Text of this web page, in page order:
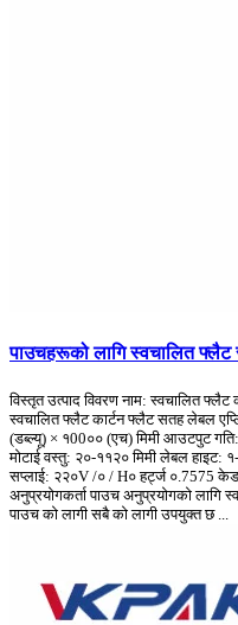
पाउचहरूको लागि स्वचालित
विस्तृत उत्पाद विवरण नाम: स्वचालित
स्वचालित फ्लैट कार्टन फ्लैट सतह लेबल
(डब्ल्यू) × १00०० (एच) मिमी आउटपुट
मोटाई वस्तु: २०-११२० मिमी लेबल हाइट:
सप्लाई: २२०V /० / H० हर्ट्ज ०.7575
अनुप्रयोगकर्ता पाउच अनुप्रयोगको लागि
पाउच को लागी सबै को लागी उपयुक्त छ ...